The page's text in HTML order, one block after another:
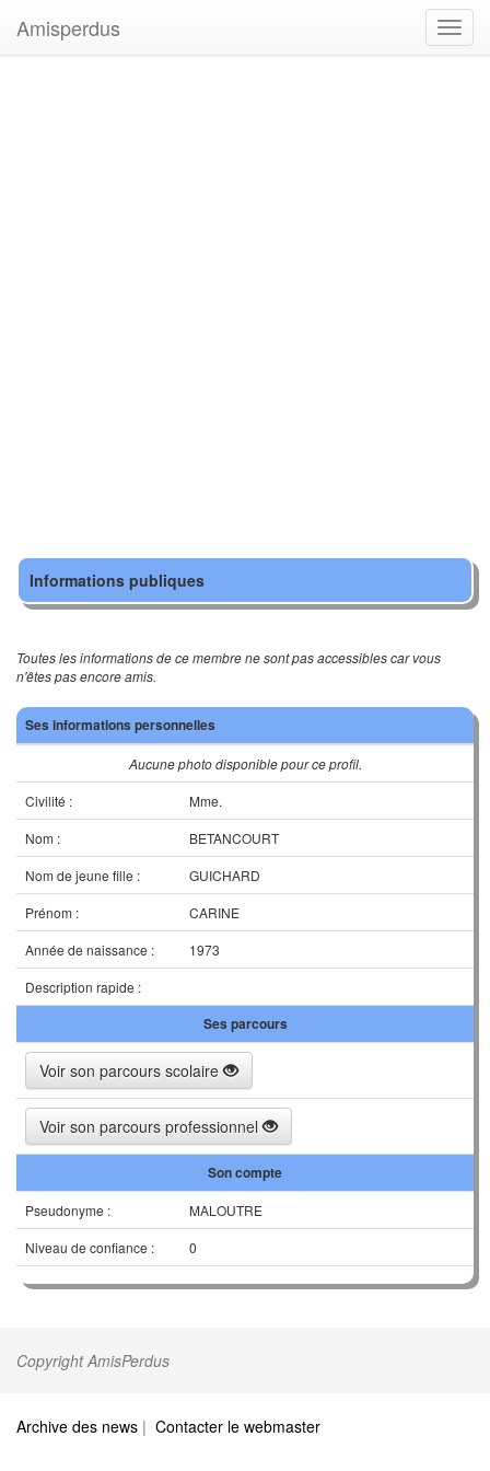
Amisperdus
Informations publiques
Toutes les informations de ce membre ne sont pas accessibles car vous
n'êtes pas encore amis.
Ses informations personnelles
Aucune photo disponible pour ce profil.
Civilité :
Mme.
Nom :
BETANCOURT
Nom de jeune fille :
GUICHARD
Prénom :
CARINE
Année de naissance :
1973
Description rapide :
Ses parcours
Voir son parcours scolaire
Voir son parcours professionnel
Son compte
Pseudonyme :
MALOUTRE
Niveau de confiance :
0
Copyright AmisPerdus
Archive des news | Contacter le webmaster